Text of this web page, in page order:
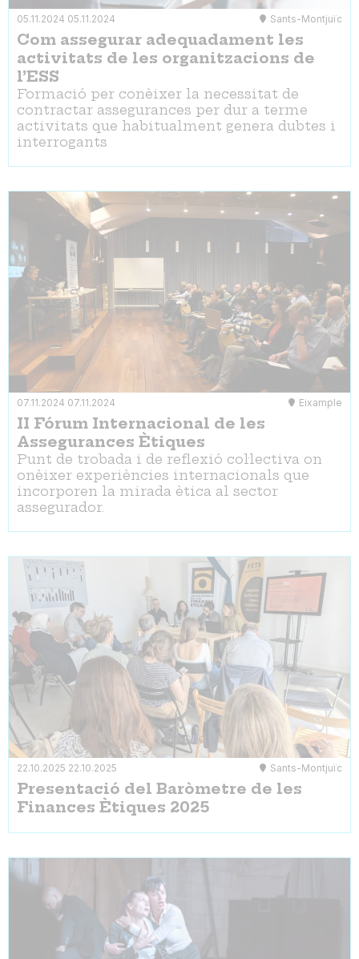
05.11.2024 05.11.2024 Sants-Montjuïc
Com assegurar adequadament les
activitats de les organitzacions de
l’ESS
Formació per conèixer la necessitat de
contractar assegurances per dur a terme
activitats que habitualment genera dubtes i
interrogants
07.11.2024 07.11.2024 Eixample
II Fórum Internacional de les
Assegurances Ètiques
Punt de trobada i de reflexió col·lectiva on
onèixer experiències internacionals que
incorporen la mirada ètica al sector
assegurador.
22.10.2025 22.10.2025 Sants-Montjuïc
Presentació del Baròmetre de les
Finances Ètiques 2025